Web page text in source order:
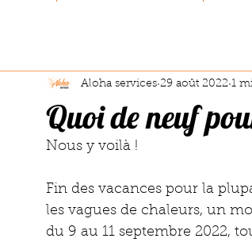
Quoi de neuf
Aloha services 29 août 2022 1
Nous y voilà !
Fin des vacances pour la
les vagues de chaleurs, un
du 9 au 11 septembre 2022,